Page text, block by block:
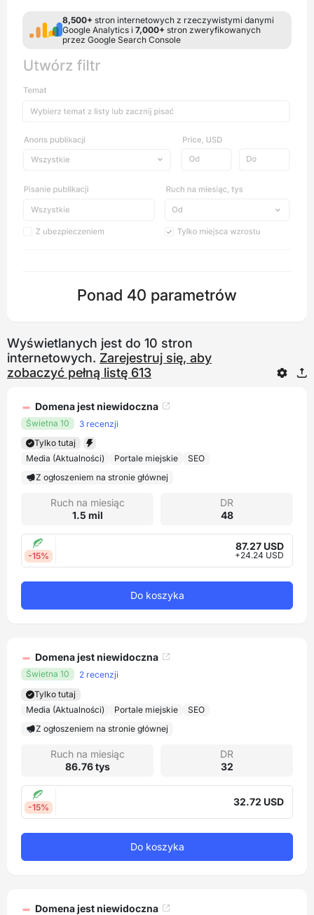
8,500+ stron internetowych z rzeczywistymi danymi
Google Analytics i 7,000+ stron zweryfikowanych
przez Google Search Console
Ponad 40 parametrów
Wyświetlanych jest do 10 stron
internetowych. Zarejestruj się, aby
zobaczyć pełną listę 613
Domena jest niewidoczna
Świetna 10
3 recenzji
Tylko tutaj
Media (Aktualności)
Portale miejskie
SEO
Z ogłoszeniem na stronie głównej
Ruch na miesiąc
1.5 mil
DR
48
-15%
87.27 USD
+24.24 USD
Do koszyka
Domena jest niewidoczna
Świetna 10
2 recenzji
Tylko tutaj
Media (Aktualności)
Portale miejskie
SEO
Z ogłoszeniem na stronie głównej
Ruch na miesiąc
86.76 tys
DR
32
-15% 32.72 USD
Do koszyka
Domena jest niewidoczna